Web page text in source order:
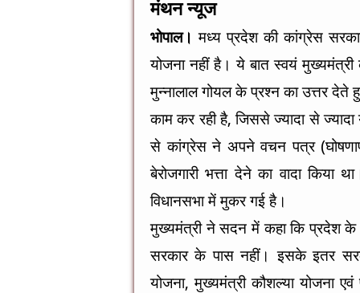
मंथन न्यूज
भोपाल।मध्य प्रदेश की कांग्रेस
योजना नहीं है। ये बात स्वयं
मुन्नालाल गोयल के प्रश्न का उत्तर
काम कर रही है, जिससे ज्यादा से
से कांग्रेस ने अपने वचन पत्र
बेरोजगारी भत्ता देने का वादा
विधानसभा में मुकर गई है।
मुख्यमंत्री ने सदन में कहा कि प्रदेश के
सरकार के पास नहीं। इसके इतर
योजना, मुख्यमंत्री कौशल्या योजना